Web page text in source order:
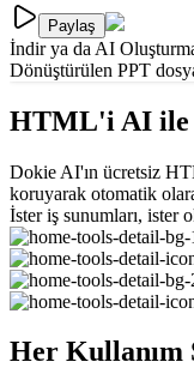
Paylaş
İndir ya da AI
Dönüştürülen PPT
HTML'i AI ile
Dokie AI'ın ücretsiz
koruyarak otomatik
İster iş sunumları, ister
Her Kullanım